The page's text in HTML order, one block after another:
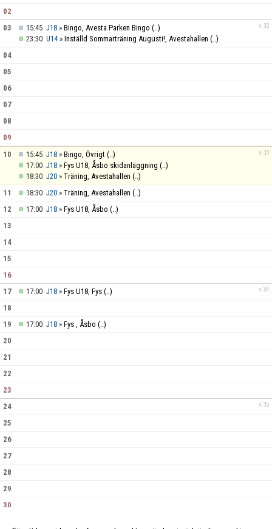
DOKUMENT
LIVESTREAMA AVESTA BKS MATCHER
LÄNKAR
TEAM SPORTIA WEBSHOP FÖR ABK
KÖP OCH SÄLJ
ABK SPONSORGOLF
02
v.32
03 15:45 J18 » Bingo, Avesta Parken Bingo (..)
23:30 U14 » Inställd Sommarträning Augusti!, Avestahallen (..)
04
05
06
07
08
09
v.33
10 15:45 J18 » Bingo, Övrigt (..)
17:00 J18 » Fys U18, Åsbo skidanläggning (..)
18:30 J20 » Träning, Avestahallen (..)
11
18:30 J20 » Träning, Avestahallen (..)
12
17:00 J18 » Fys U18, Åsbo (..)
13
14
15
16
v.34
17 17:00 J18 » Fys U18, Fys (..)
18
19
17:00 J18 » Fys , Åsbo (..)
20
21
22
23
v.35
24
25
26
27
28
29
30